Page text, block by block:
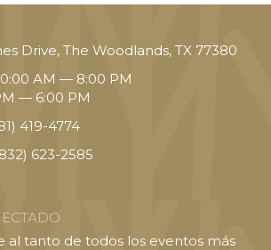
Drive, The Woodlands, TX 77380
AM — 8:00 PM
— 6:00 PM
419-4774
623-2585
al tanto de todos los eventos más